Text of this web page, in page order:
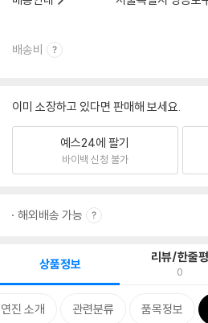
배송비
이미 소장하고 있다면 판매해 보세요.
예스24에 팔기
바이백 신청 불가
해외배송 가능
상품정보 리뷰/한줄평
0
진 소개 관련분류 품목정보